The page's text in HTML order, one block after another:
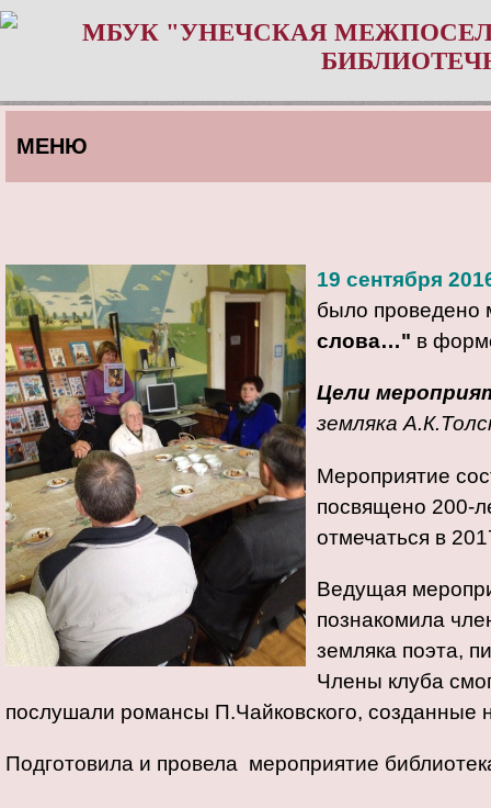
МБУК "УНЕЧСКАЯ
МЕНЮ
19 сентября
было проведено
слова…" в
Цели
земляка
Мероприятие
посвящено 200-
отмечаться в
Ведущая
познакомила
земляка поэта,
Члены клуба
послушали романсы П.Чайковского, созданные
Подготовила и провела мероприятие